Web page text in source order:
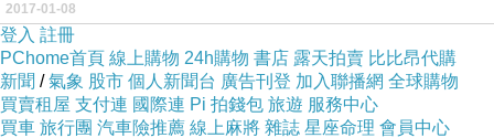
2017-01-08
登入 註冊
PChome首頁 線上購物 24h購物 書店 露天拍賣 比比昂代購
新聞 /氣象 股市 個人新聞台 廣告刊登 加入聯播網 全球購物
買賣租屋 支付連 國際連 Pi 拍錢包 旅遊 服務中心
買車 旅行團 汽車險推薦 線上麻將 雜誌 星座命理 會員中心